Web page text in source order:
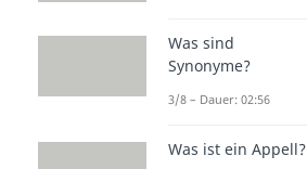
Was sind
Synonyme?
3/8 – Dauer: 02:56
Was ist ein Appell?